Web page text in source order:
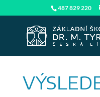
487 829 220